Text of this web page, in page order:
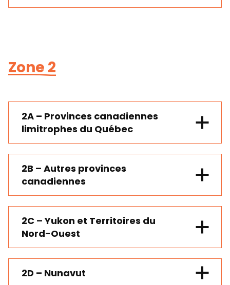
Entre 300 et 399 km
Entre 400 et 499 km*(aller-retour) :
Entre 500 et 599 km*(aller-retour) :
Entre 600 et 699 km*(aller-retour)
350$
Entre 700 et 799 km*(aller-retour) :
Entre 800 et 899 km
450$
Entre 900 et 999 km*(aller-retour) :
1000 km et plus
Zone 2
2A – Provinces canadiennes
limitrophes du Québec
2B – Autres provinces
canadiennes
2C – Yukon et Territoires du
Nord-Ouest
2D – Nunavut